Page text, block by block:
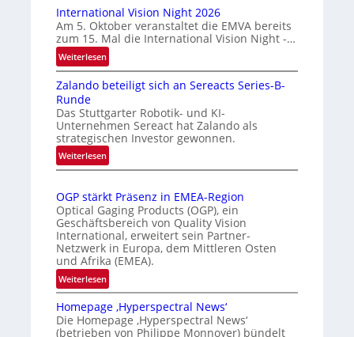
r
k
n
e
r
k
e
n
n
g
t
o
a
t
s
i
r
e
K
o
n
o
l
International Vision Night 2026
Am 5. Oktober veranstaltet die EMVA bereits
zum 15. Mal die International Vision Night -…
Weiterlesen:
I
n
e
r
n
a
o
n
a
l
V
i
s
i
o
Zalando beteiligt sich an Sereacts Series-B-
Runde
Das Stuttgarter Robotik- und KI-
Unternehmen Sereact hat Zalando als
strategischen Investor gewonnen.
Weiterlesen:
Z
l
a
n
d
o
b
e
t
e
OGP stärkt Präsenz in EMEA-Region
Optical Gaging Products (OGP), ein
Geschäftsbereich von Quality Vision
International, erweitert sein Partner-
Netzwerk in Europa, dem Mittleren Osten
und Afrika (EMEA).
Weiterlesen:
O
G
P
Homepage ‚Hyperspectral News‘
Die Homepage ‚Hyperspectral News‘
(betrieben von Philippe Monnoyer) bündelt